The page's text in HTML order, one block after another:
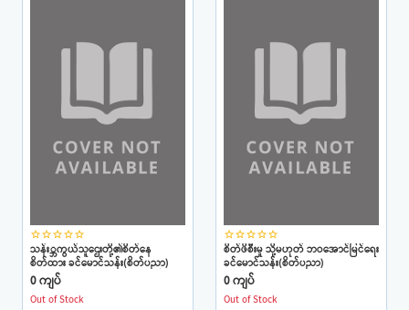
star_borderstar_borderstar_borderstar_borderstar_border
သန်း္ဘကွယ်သူဌေးတို့၏စိတ်နေ
စိတ်ထား ခင်မောင်သန်း(စိတ်ပညာ)
0 ကျပ်
Out of Stock
star_borderstar_borderstar_borderstar_borderstar_border
စိတ်ဖိစီးမှု သို့မဟုတ် ဘဝအောင်မြင်ရေး
ခင်မောင်သန်း(စိတ်ပညာ)
0 ကျပ်
Out of Stock